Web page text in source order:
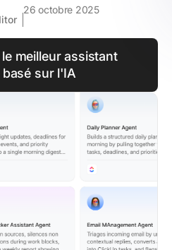
26 octobre 2025
meilleur assistant
sur l'IA